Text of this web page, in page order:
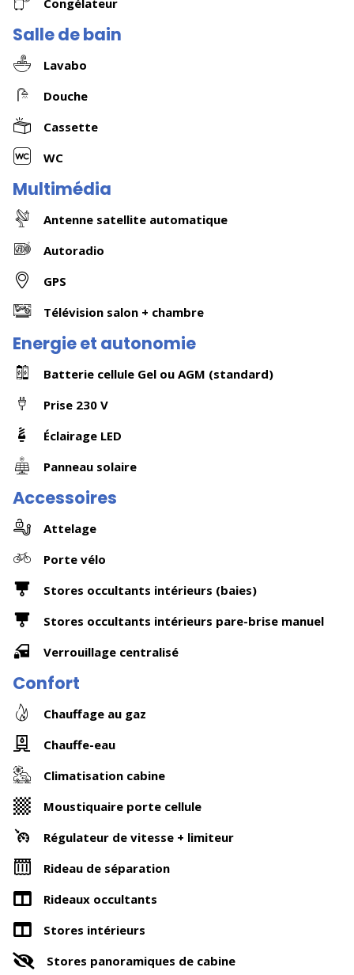
Salle de bain
Lavabo
Douche
Cassette
WC
Multimédia
Antenne satellite automatique
Autoradio
GPS
Télévision salon + chambre
Energie et autonomie
Batterie cellule Gel ou AGM (standard)
Prise 230 V
Éclairage LED
Panneau solaire
Accessoires
Attelage
Porte vélo
Stores occultants intérieurs (baies)
Stores occultants intérieurs pare-brise manuel
Verrouillage centralisé
Confort
Chauffage au gaz
Chauffe-eau
Climatisation cabine
Moustiquaire porte cellule
Régulateur de vitesse + limiteur
Rideau de séparation
Rideaux occultants
Stores intérieurs
Stores panoramiques de cabine